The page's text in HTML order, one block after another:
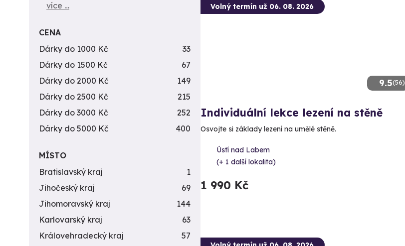
9.5(56)
Volný termín už 06. 08. 2026
Individuální lekce lezení na stěně
Osvojte si základy lezení na umělé stěně.
Ústí nad Labem
(+ 1 další lokalita)
1 990 Kč
více …
CENA
Dárky do 1000 Kč
33
Dárky do 1500 Kč
67
Dárky do 2000 Kč
149
Dárky do 2500 Kč
215
Dárky do 3000 Kč
252
Dárky do 5000 Kč
400
MÍSTO
Bratislavský kraj
1
Jihočeský kraj
69
Jihomoravský kraj
144
Karlovarský kraj
63
Královehradecký kraj
57